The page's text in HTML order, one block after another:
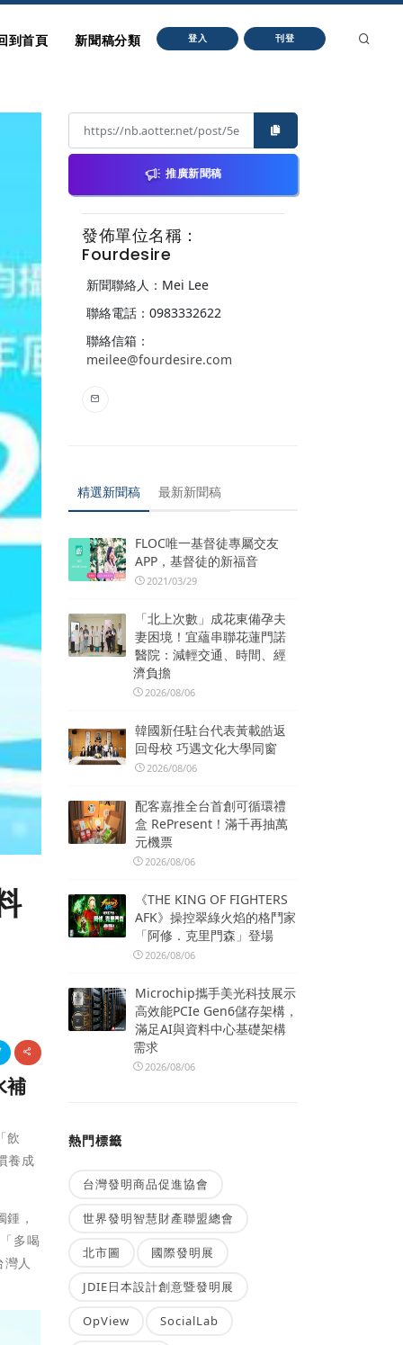
到首頁 新聞稿分類 登入 刊登
補
飲
養成
，
多喝
人
推廣新聞稿
發佈單位名稱：
Fourdesire
新聞聯絡人：Mei Lee
聯絡電話：0983332622
聯絡信箱：
meilee@fourdesire.com
精選新聞稿 最新新聞稿
FLOC唯一基督徒專屬交友
APP，基督徒的新福音
2021/03/29
「北上次數」成花東備孕夫
妻困境！宜蘊串聯花蓮門諾
醫院：減輕交通、時間、經
濟負擔
2026/08/06
韓國新任駐台代表黃載皓返
回母校 巧遇文化大學同窗
2026/08/06
配客嘉推全台首創可循環禮
盒 RePresent！滿千再抽萬
元機票
2026/08/06
《THE KING OF FIGHTERS
AFK》操控翠綠火焰的格鬥家
「阿修．克里門森」登場
2026/08/06
Microchip攜手美光科技展示
高效能PCIe Gen6儲存架構，
滿足AI與資料中心基礎架構
需求
2026/08/06
熱門標籤
台灣發明商品促進協會
世界發明智慧財產聯盟總會
北市圖 國際發明展
JDIE日本設計創意暨發明展
OpView SocialLab